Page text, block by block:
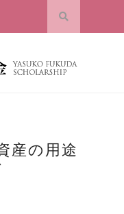
産の用途